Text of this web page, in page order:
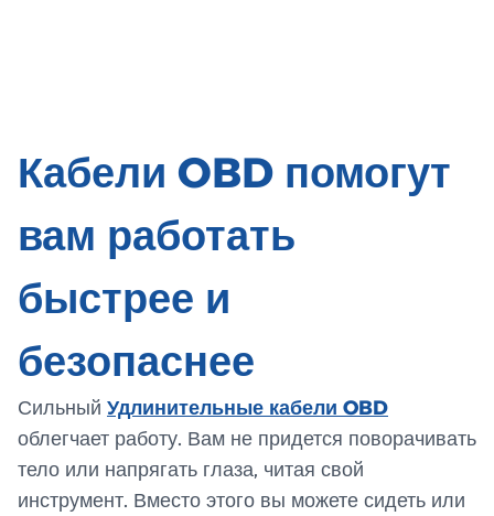
Кабели OBD помогут
вам работать
быстрее и
безопаснее
Сильный Удлинительные кабели OBD
облегчает работу. Вам не придется поворачивать
тело или напрягать глаза, читая свой
инструмент. Вместо этого вы можете сидеть или